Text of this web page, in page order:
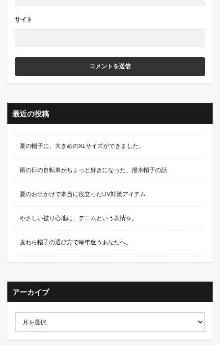
サイト
最近の投稿
夏の帽子に、大きめのXLサイズができました。
雨の日の自転車がちょっと好きになった、撥水帽子の話
夏のお出かけで本当に役立ったUV対策アイテム
やさしい被り心地に、デニムという表情を。
麦わら帽子の選び方で毎年迷うあなたへ。
アーカイブ